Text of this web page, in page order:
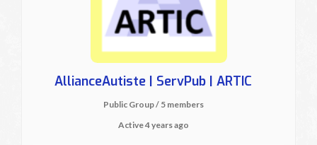
AllianceAutiste | ServPub | ARTIC
Public Group / 5 members
Active4 years ago